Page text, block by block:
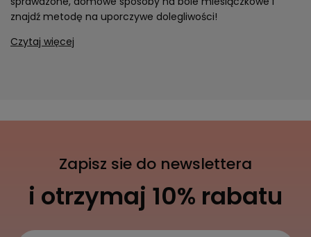
znajdź metodę na uporczywe dolegliwości!
Czytaj więcej
Zapisz sie do newslettera
i otrzymaj 10% rabatu